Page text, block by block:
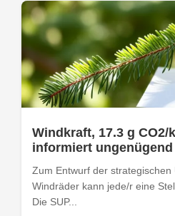
Windkraft, 17.3 g CO2/
informiert ungenügend
Zum Entwurf der
Windräder kann jede/r eine
Die SUP...